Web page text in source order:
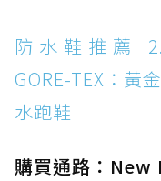
防水鞋推薦
異大底與全防
防水鞋推薦
防水鞋推薦
GORE-TEX：黃
水跑鞋
購買通路：New